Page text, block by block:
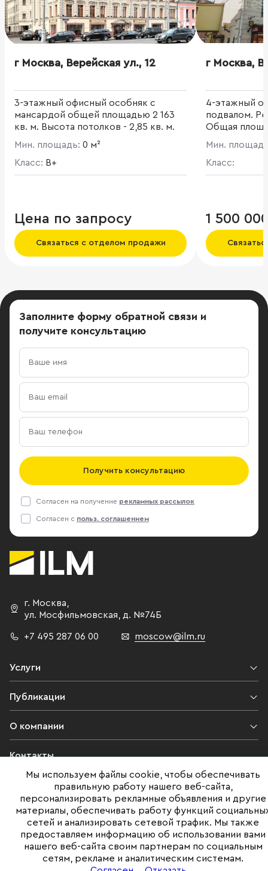
г Москва, Верейская ул., 12
3-этажный офисный особняк с
мансардой общей площадью 2 163
кв. м. Высота потолков - 2,85 кв. м.
Мин. площадь: 0 м²
Класс: B+
Цена по запросу
Связаться с отделом продажи
г Москва,
4-этажный
подвалом.
Общая
потолков -
номеров. ЗУ
аренды ЗУ
Мин.
Класс:
1 500
Заполните форму обратной связи и
получите консультацию
Получить консультацию
Согласен на получение рекламных рассылок
Согласен с польз. соглашением
г. Москва,
ул. Мосфильмовская, д. №74Б
+7 495 287 06 00 moscow@ilm.ru
Услуги
Публикации
О компании
Контакты
Юридическая информация
©ILM 2009-2026. Все права защищены
Представленная на сайте информация, в т.ч. стоимости объектов,
носит информационный характер
и не является публичной офертой. Условия продажи объекта могут
Мы используем файлы cookie, чтобы обеспечивать
правильную работу нашего веб-сайта,
персонализировать рекламные объявления и другие
материалы, обеспечивать работу функций
сетей и анализировать сетевой трафик. Мы также
предоставляем информацию об использовании вами
нашего веб-сайта своим партнерам по социальным
сетям, рекламе и аналитическим системам.